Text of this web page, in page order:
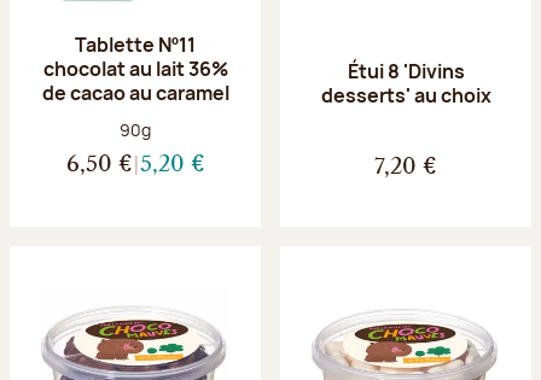
Tablette Nº11
chocolat au lait 36%
de cacao au caramel
Poids net :
90g
6,50 € 5,20 €
Étui 8 'Divins
desserts' au choix
7,20 €